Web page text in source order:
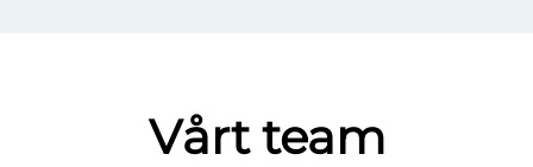
Vårt team